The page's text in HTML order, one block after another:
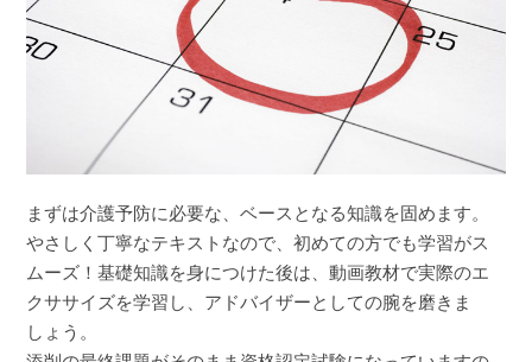
まずは介護予防に必要な、ベースとなる知識を固めます。
やさしく丁寧なテキストなので、初めての方でも学習がス
ムーズ！基礎知識を身につけた後は、動画教材で実際のエ
クササイズを学習し、アドバイザーとしての腕を磨きま
しょう。